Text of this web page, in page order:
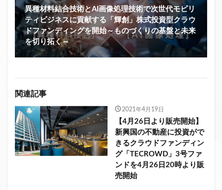
異種材料結合技術とAI画像処理技術で次世代モビリ
ティビジネスに貢献する「輝創」株式投資型クラウ
ドファンディングを開始～ものづくりの基盤と未来
を切り拓く～
関連記事
2021年4月19日
【4月26日より販売開始】
新興国の不動産に投資がで
きるクラウドファンディン
グ「TECROWD」3号ファ
ンドを4月26日20時より販
売開始